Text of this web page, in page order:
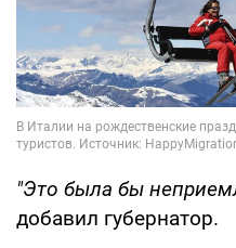
"Это была бы
добавил губернатор.